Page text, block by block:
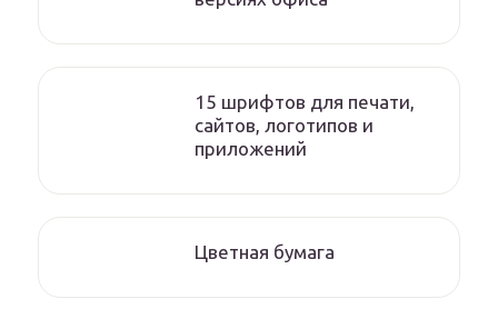
15 шрифтов для печати,
сайтов, логотипов и
приложений
Цветная бумага